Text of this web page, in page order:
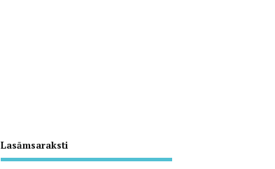
Lasāmsaraksti